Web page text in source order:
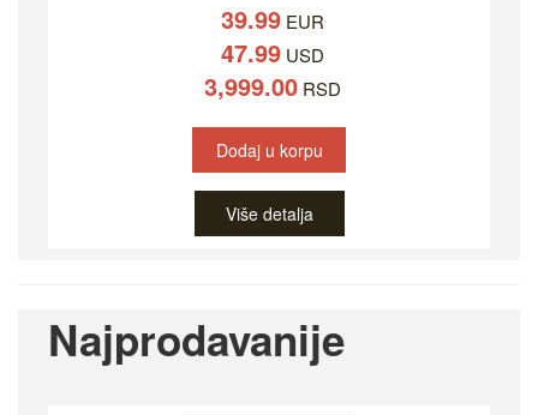
39.99EUR
47.99USD
3,999.00RSD
Dodaj u korpu
Više detalja
Najprodavanije